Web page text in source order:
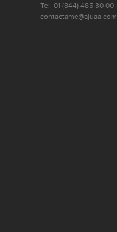
Tel: 01 (844) 485 30 00
contactame@ajuaa.com